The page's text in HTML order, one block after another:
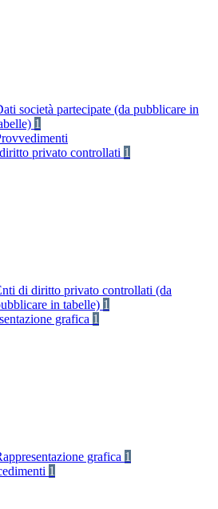
società partecipate (da pubblicare in
1
privato controllati 1
di diritto privato controllati (da
in tabelle) 1
grafica 1
grafica 1
1